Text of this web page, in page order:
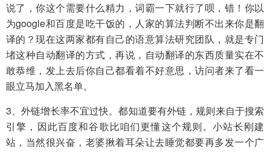
说了，你这个需要什么精力，词霸一下就行了呗，错！你以
为google和百度是吃干饭的，人家的算法判断不出来你是翻
译的？现在这两家都有自己的语意算法研究团队，就是专门
堵这种自动翻译的方式，再说，自动翻译的东西质量实在不
敢恭维，发上去后你自己都看着不好意思，访问者来了看一
眼立马加入黑名单。
3、外链增长率不宜过快。都知道要有外链，规则来自于搜索
引擎，因此百度和谷歌比咱们更懂这个规则。小站长刚建
站，当然很兴奋，老婆揪着耳朵让去睡觉都要再多发一个广